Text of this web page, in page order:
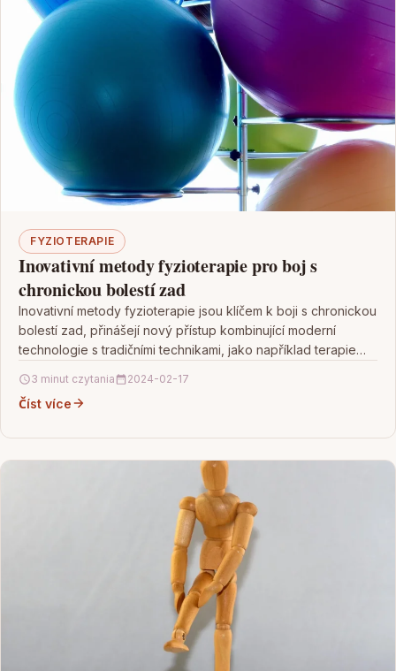
FYZIOTERAPIE
Inovativní metody fyzioterapie pro boj s
chronickou bolestí zad
Inovativní metody fyzioterapie jsou klíčem k boji s chronickou
bolestí zad, přinášejí nový přístup kombinující moderní
technologie s tradičními technikami, jako například terapie
3 minut czytania 2024-02-17
Číst více